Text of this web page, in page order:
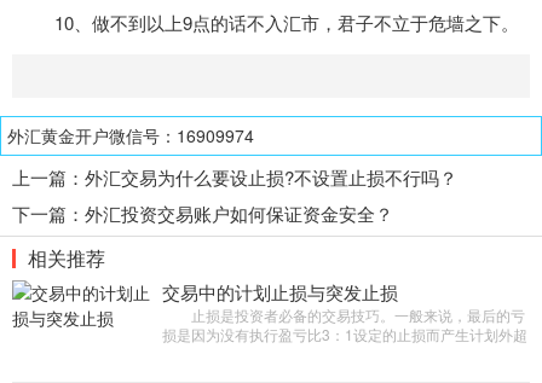
10、做不到以上9点的话不入汇市，君子不立于危墙之下。
外汇黄金开户微信号：16909974
上一篇： 外汇交易为什么要设止损?不设置止损不行吗？
下一篇： 外汇投资交易账户如何保证资金安全？
相关推荐
交易中的计划止损与突发止损
止损是投资者必备的交易技巧。一般来说，最后的亏
损是因为没有执行盈亏比3：1设定的止损而产生计划外超